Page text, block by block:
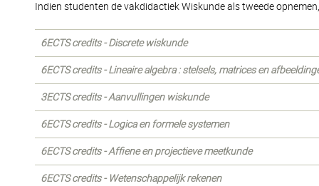
Indien studenten de vakdidactiek Wiskunde als tweede
6ECTS credits - Discrete wiskunde
6ECTS credits - Lineaire algebra : stelsels, matrices en
3ECTS credits - Aanvullingen wiskunde
6ECTS credits - Logica en formele systemen
6ECTS credits - Affiene en projectieve meetkunde
6ECTS credits - Wetenschappelijk rekenen